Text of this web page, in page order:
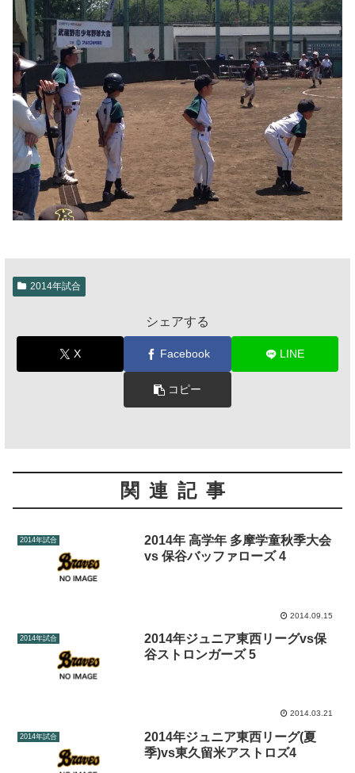
2014年試合
シェアする
X Facebook LINE
コピー
関連記事
2014年試合
2014年 高学年 多摩学童秋季大会
vs 保谷バッファローズ 4
2014.09.15
2014年試合
2014年ジュニア東西リーグvs保
谷ストロンガーズ 5
2014.03.21
2014年試合
2014年ジュニア東西リーグ(夏
季)vs東久留米アストロズ4